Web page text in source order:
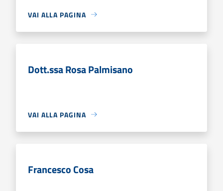
VAI ALLA PAGINA
Dott.ssa Rosa Palmisano
VAI ALLA PAGINA
Francesco Cosa